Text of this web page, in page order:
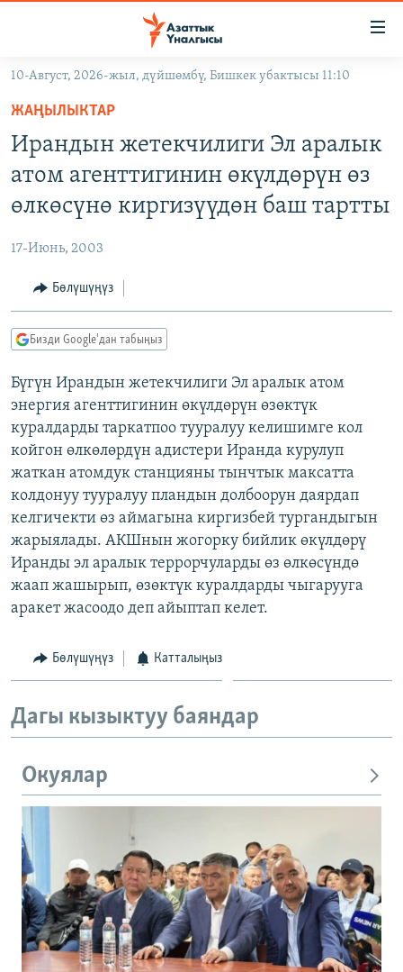
Навигацияга
өтүңүз
Издөөгө
салыңызКЫРГЫЗСТАН
МАДАНИЯТ
ДҮЙНӨ
ТВ ПРОГРАММАЛАР
БҮГҮН АЗАТТЫКТА
ДАНИСТЕ
АЗАТТЫК+
ЫҢГАЙСЫЗ СУРООЛОР
ПОДКАСТ
ОНЛАЙН ШЕРИНЕ
ЭЕ/АРнун бардык сайттары
10-Август, 2026-жыл, дүйшөмбү, Бишкек убактысы 11:10
ЖАҢЫЛЫКТАР
Ирандын жетекчилиги Эл аралык
атом агенттигинин өкүлдөрүн өз
өлкөсүнө киргизүүдөн баш тартты
17-Июнь, 2003
Бөлүшүңүз
Бизди Google'дан табыңыз
Бүгүн Ирандын жетекчилиги Эл аралык атом
энергия агенттигинин өкүлдөрүн өзөктүк
куралдарды таркатпоо тууралуу келишимге кол
койгон өлкөлөрдүн адистери Иранда курулуп
жаткан атомдук станцияны тынчтык максатта
колдонуу тууралуу пландын долбоорун даярдап
келгичекти өз аймагына киргизбей тургандыгын
жарыялады. АКШнын жогорку бийлик өкүлдөрү
Иранды эл аралык террорчуларды өз өлкөсүндө
жаап жашырып, өзөктүк куралдарды чыгарууга
аракет жасоодо деп айыптап келет.
Бөлүшүңүз Катталыңыз
Дагы кызыктуу баяндар
Окуялар